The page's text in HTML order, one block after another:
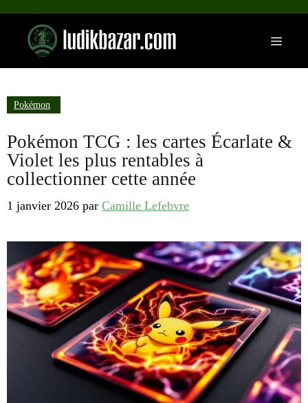
contenu
Menu
Pokémon
Pokémon TCG : les cartes Écarlate &
Violet les plus rentables à
collectionner cette année
1 janvier 2026 par Camille Lefebvre